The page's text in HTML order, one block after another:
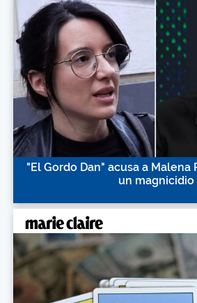
"El Gordo Dan" acusa a
un magnicidio